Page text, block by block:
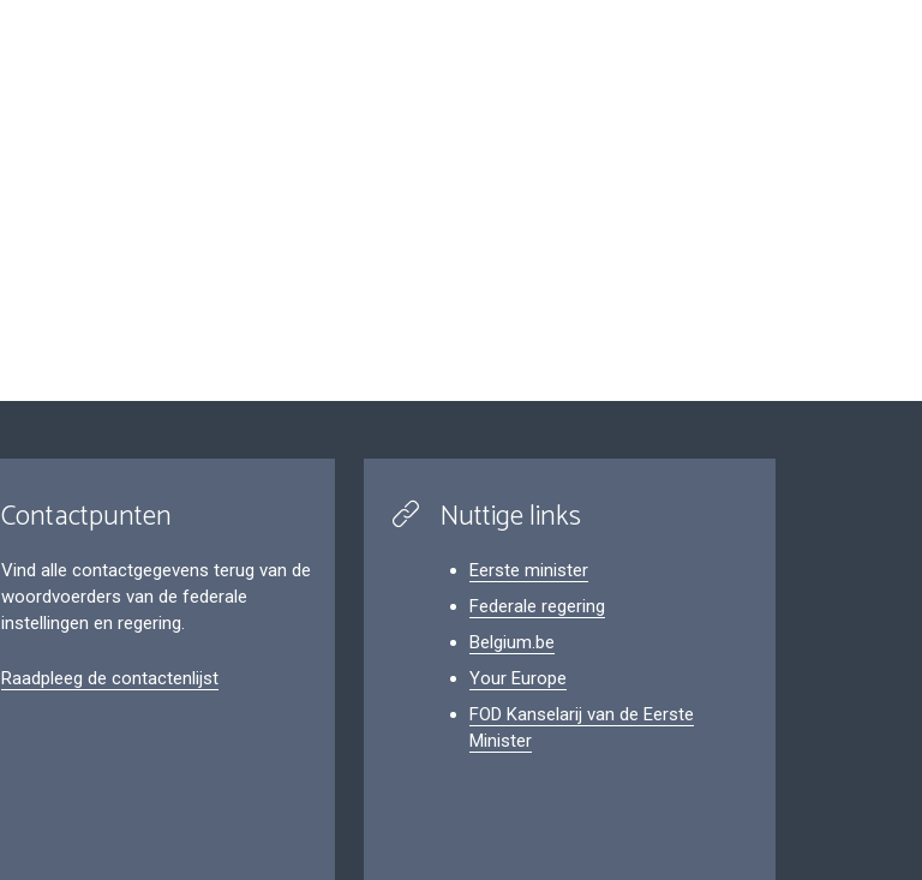
Contactpunten
Vind alle contactgegevens terug van de
woordvoerders van de federale
instellingen en regering.
Raadpleeg de contactenlijst
Nuttige links
Eerste minister
Federale regering
Belgium.be
Your Europe
FOD Kanselarij van de Eerste
Minister